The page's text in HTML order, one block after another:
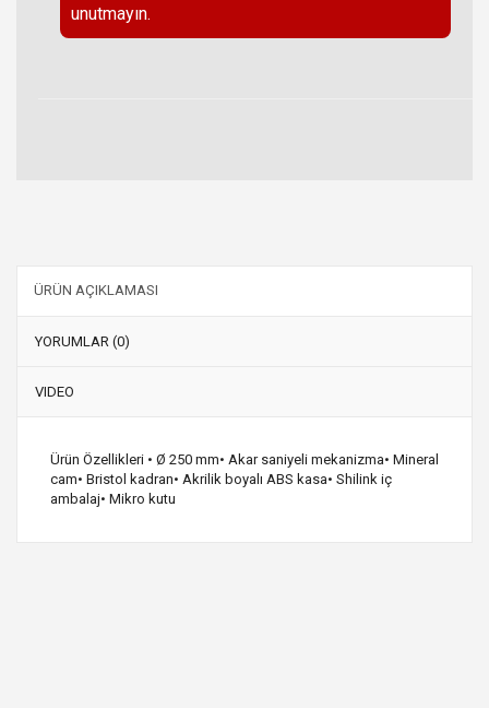
unutmayın.
ÜRÜN AÇIKLAMASI
YORUMLAR (0)
VIDEO
Ürün Özellikleri • Ø 250 mm• Akar saniyeli mekanizma• Mineral
cam• Bristol kadran• Akrilik boyalı ABS kasa• Shilink iç
ambalaj• Mikro kutu